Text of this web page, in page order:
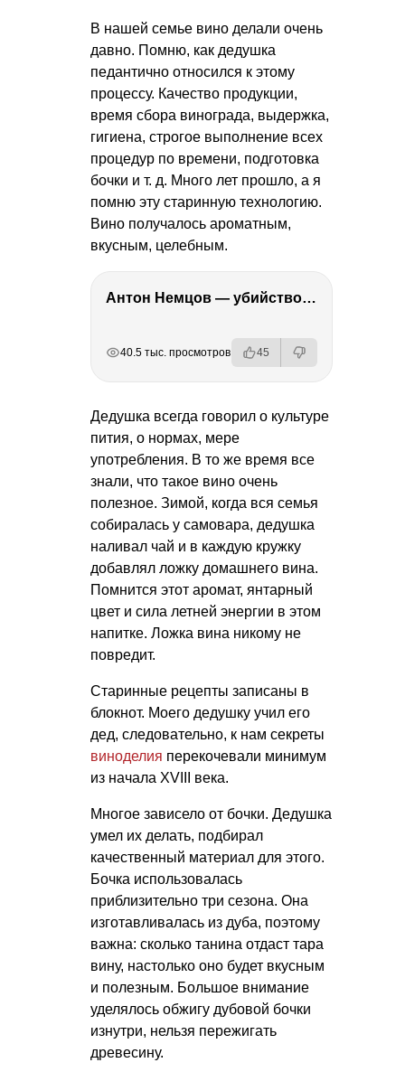
В нашей семье вино делали очень
давно. Помню, как дедушка
педантично относился к этому
процессу. Качество продукции,
время сбора винограда, выдержка,
гигиена, строгое выполнение всех
процедур по времени, подготовка
бочки и т. д. Много лет прошло, а я
помню эту старинную технологию.
Вино получалось ароматным,
вкусным, целебным.
Антон Немцов — убийство Бориса Немцова, переезд в Дубай, семья и политика
40.5 тыс. просмотров 45
Дедушка всегда говорил о культуре
пития, о нормах, мере
употребления. В то же время все
знали, что такое вино очень
полезное. Зимой, когда вся семья
собиралась у самовара, дедушка
наливал чай и в каждую кружку
добавлял ложку домашнего вина.
Помнится этот аромат, янтарный
цвет и сила летней энергии в этом
напитке. Ложка вина никому не
повредит.
Старинные рецепты записаны в
блокнот. Моего дедушку учил его
дед, следовательно, к нам секреты
виноделия перекочевали минимум
из начала XVIII века.
Многое зависело от бочки. Дедушка
умел их делать, подбирал
качественный материал для этого.
Бочка использовалась
приблизительно три сезона. Она
изготавливалась из дуба, поэтому
важна: сколько танина отдаст тара
вину, настолько оно будет вкусным
и полезным. Большое внимание
уделялось обжигу дубовой бочки
изнутри, нельзя пережигать
древесину.